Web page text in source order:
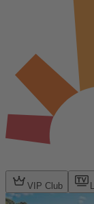
VIP Club